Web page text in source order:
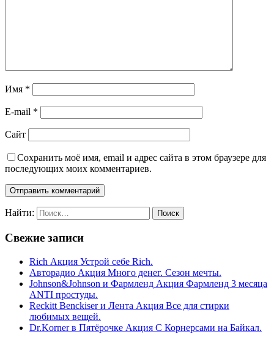
Имя *
E-mail *
Сайт
Сохранить моё имя, email и адрес сайта в этом браузере для
последующих моих комментариев.
Найти:
Свежие записи
Rich Акция Устрой себе Rich.
Авторадио Акция Много денег. Сезон мечты.
Johnson&Johnson и Фармленд Акция Фармленд 3 месяца
ANTI простуды.
Reckitt Benckiser и Лента Акция Все для стирки
любимых вещей.
Dr.Korner в Пятёрочке Акция С Корнерсами на Байкал.